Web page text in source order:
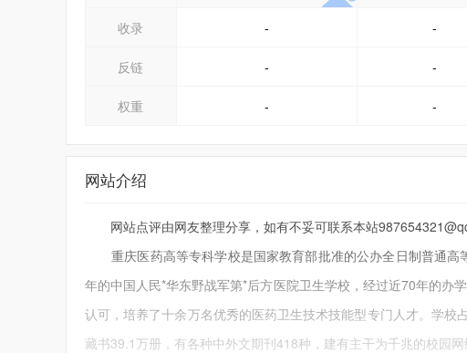
收录 - -
反链 - -
权重 - -
网站介绍
网站点评由网友整理分享，如有不妥可联系本站
重庆医药高等专科学校是国家教育部批准的公办全日制普通
年的中国人民*华东野战军第*后方医院卫生学校，经过近70年的办
认可，培养了十余万名优秀的医药卫生技术技能型专门人才。学
藏书39.1万册，有各种中外文期刊418种，建有主干为千兆的校园网